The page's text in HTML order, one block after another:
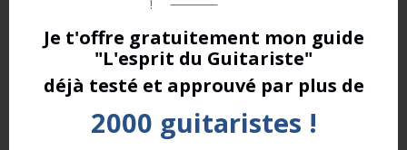
je trouve que j’ai de la chance car j’ai suffisamment de
connaissances pour me faire vraiment plaisir mais j’ai
aussi réussi à garder mon côté émerveillement et
d’être capable d’écouter une musique sans vouloir
absolument tout disséquer tout de suite, ce qu’on
pourrait appeler un défaut professionnel. Mon frère me
!
Je t'offre gratuitement mon guide
"L'esprit du Guitariste"
déjà testé et approuvé par plus de
2000 guitaristes !